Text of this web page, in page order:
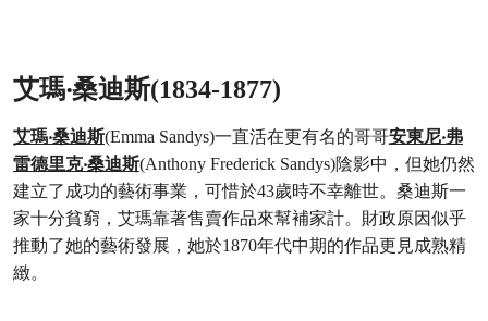
艾瑪‧桑迪斯(1834-1877)
艾瑪‧桑迪斯(Emma Sandys)一直活在更有名的哥哥安東尼‧弗
雷德里克‧桑迪斯(Anthony Frederick Sandys)陰影中，但她仍然
建立了成功的藝術事業，可惜於43歲時不幸離世。桑迪斯一
家十分貧窮，艾瑪靠著售賣作品來幫補家計。財政原因似乎
推動了她的藝術發展，她於1870年代中期的作品更見成熟精
緻。